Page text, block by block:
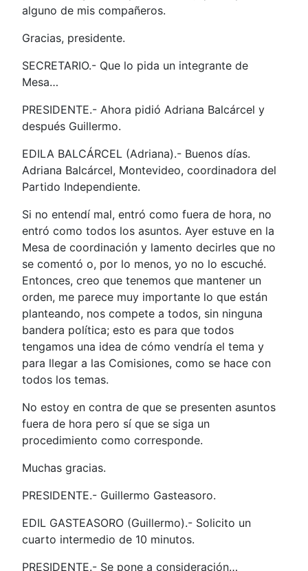
alguno de mis compañeros.
Gracias, presidente.
SECRETARIO.- Que lo pida un integrante de
Mesa…
PRESIDENTE.- Ahora pidió Adriana Balcárcel y
después Guillermo.
EDILA BALCÁRCEL (Adriana).- Buenos días.
Adriana Balcárcel, Montevideo, coordinadora del
Partido Independiente.
Si no entendí mal, entró como fuera de hora, no
entró como todos los asuntos. Ayer estuve en la
Mesa de coordinación y lamento decirles que no
se comentó o, por lo menos, yo no lo escuché.
Entonces, creo que tenemos que mantener un
orden, me parece muy importante lo que están
planteando, nos compete a todos, sin ninguna
bandera política; esto es para que todos
tengamos una idea de cómo vendría el tema y
para llegar a las Comisiones, como se hace con
todos los temas.
No estoy en contra de que se presenten asuntos
fuera de hora pero sí que se siga un
procedimiento como corresponde.
Muchas gracias.
PRESIDENTE.- Guillermo Gasteasoro.
EDIL GASTEASORO (Guillermo).- Solicito un
cuarto intermedio de 10 minutos.
PRESIDENTE.- Se pone a consideración…